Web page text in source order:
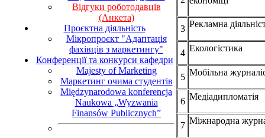
Відгуки роботодавців
(Анкета)
Проєктна діяльність
Мікропроєкт "Адаптація
фахівців з маркетингу"
Конференції та конкурси кафедри
Majesty of Marketing
Маркетинг очима студентів
Międzynarodowa konferencja
Naukowa „Wyzwania
Finansów Publicznych”
3 Рекламна
4 Екологістика
5 Мобільна
6 Медіадипломатія
7 Міжнародна